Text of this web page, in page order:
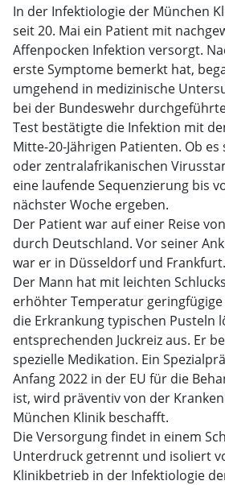
In der Infektiologie der München
seit 20. Mai ein Patient mit
Affenpocken Infektion versorgt.
erste Symptome bemerkt hat,
umgehend in medizinische
bei der Bundeswehr
Test bestätigte die Infektion mit
Mitte-20-Jährigen Patienten. Ob
oder zentralafrikanischen
eine laufende Sequenzierung bis
nächster Woche ergeben.
Der Patient war auf einer Reise
durch Deutschland. Vor seiner
war er in Düsseldorf und Frankfurt.
Der Mann hat mit leichten
erhöhter Temperatur
die Erkrankung typischen Pusteln
entsprechenden Juckreiz aus. Er
spezielle Medikation. Ein
Anfang 2022 in der EU für die
ist, wird präventiv von der
München Klinik beschafft.
Die Versorgung findet in einem
Unterdruck getrennt und isoliert
Klinikbetrieb in der Infektiologie